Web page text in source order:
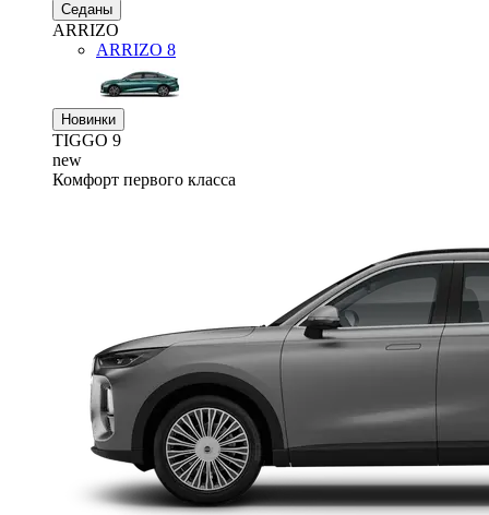
Седаны
ARRIZO
ARRIZO 8
Новинки
TIGGO 9
new
Комфорт первого класса